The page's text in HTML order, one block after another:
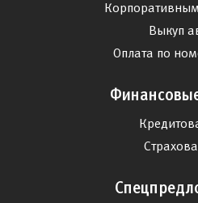
Выкуп
Оплата по